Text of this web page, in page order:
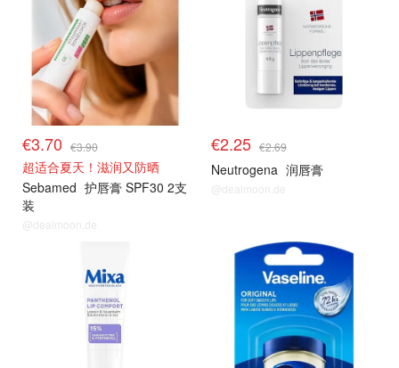
€3.70 €3.90
超适合夏天！滋润又防晒
Sebamed 护唇膏 SPF30 2支
装
@dealmoon.de
€2.25 €2.69
Neutrogena 润唇膏
@dealmoon.de